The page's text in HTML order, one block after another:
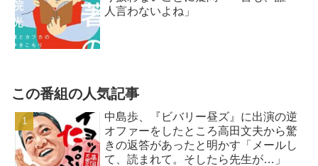
人言わないよね」
この番組の人気記事
中島歩、『ビバリー昼ズ』に出演の逆
オファーをしたところ高田文夫から驚
きの返答があったと明かす「メールし
て、読まれて。そしたら先生が…」